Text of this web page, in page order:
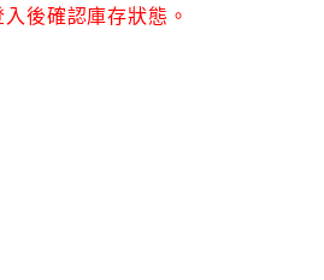
後確認庫存狀態。